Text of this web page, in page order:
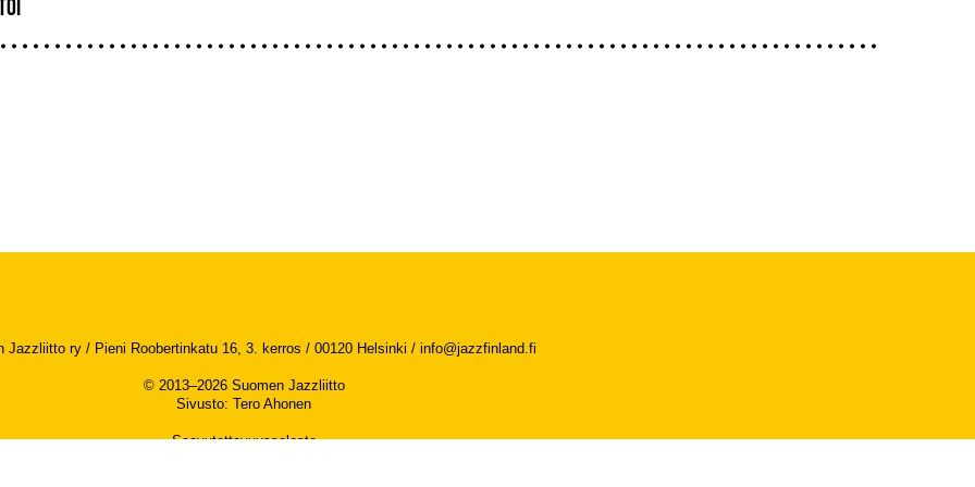
Jazzliitto ry / Pieni Roobertinkatu 16, 3. kerros / 00120 Helsinki / info@jazzfinland.fi
© 2013–2026 Suomen Jazzliitto
Sivusto: Tero Ahonen
Saavutettavuusseloste